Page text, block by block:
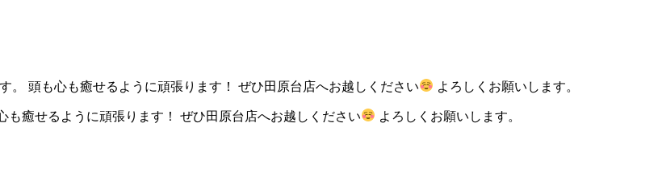
。 頭も心も癒せるように頑張ります！ ぜひ田原台店へお越しください よろしくお願いします。
癒せるように頑張ります！ ぜひ田原台店へお越しください よろしくお願いします。